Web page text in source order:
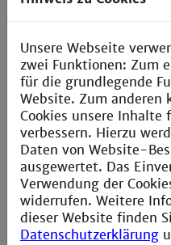
John-Deere-Straße 81a
erreichbar über
klingeln
Telefon 0621 3700-
fachschaft-m@th-
Sprechstunden
Unsere Webseite
zwei Funktionen: Zum
für die grundlegende
Website. Zum
Cookies unsere Inhalte
verbessern. Hierzu
Daten von Website-
ausgewertet. Das
Verwendung der
widerrufen. Weitere
dieser Website finden
Datenschutzerklärung